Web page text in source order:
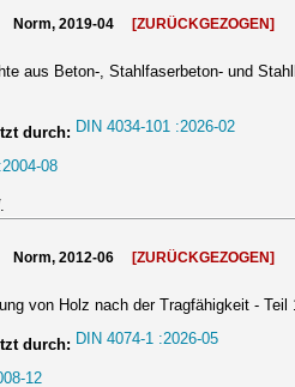
Norm, 2019-04 [ZURÜCKGEZOGEN]
aus Beton-, Stahlfaserbeton- und
durch: DIN 4034-101 :2026-02
08
Norm, 2012-06 [ZURÜCKGEZOGEN]
von Holz nach der Tragfähigkeit -
durch: DIN 4074-1 :2026-05
12